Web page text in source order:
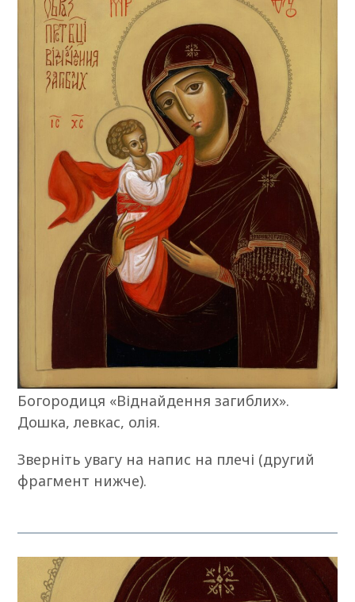
Богородиця «Віднайдення загиблих».
Дошка, левкас, олія.
Зверніть увагу на напис на плечі (другий
фрагмент нижче).